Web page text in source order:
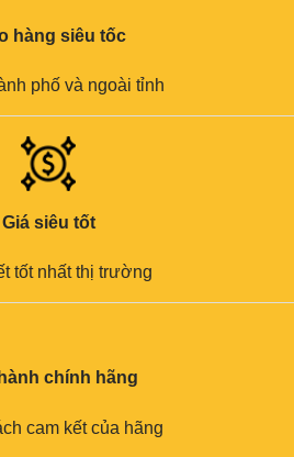
hàng siêu tốc
phố và ngoài tỉnh
Giá siêu tốt
tốt nhất thị trường
chính hãng
cam kết của hãng